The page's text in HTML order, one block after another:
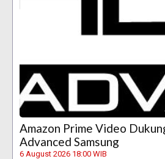
Amazon Prime Video
Advanced Samsung
6 August 2026 18:00 WIB